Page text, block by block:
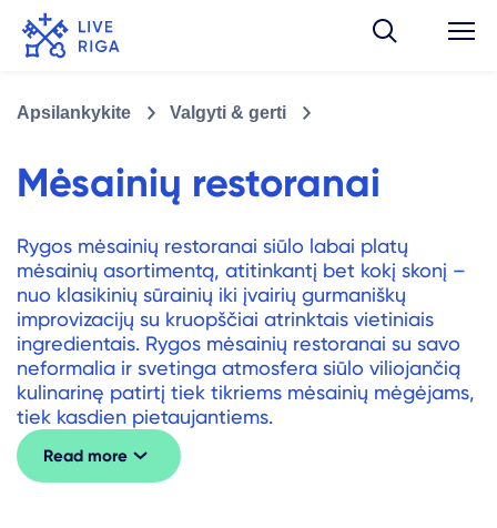
Apsilankykite Valgyti & gerti
Mėsainių restoranai
Rygos mėsainių restoranai siūlo labai platų
mėsainių asortimentą, atitinkantį bet kokį skonį –
nuo ​​klasikinių sūrainių iki įvairių gurmaniškų
improvizacijų su kruopščiai atrinktais vietiniais
ingredientais. Rygos mėsainių restoranai su savo
neformalia ir svetinga atmosfera siūlo viliojančią
kulinarinę patirtį tiek tikriems mėsainių mėgėjams,
tiek kasdien pietaujantiems.
Read more